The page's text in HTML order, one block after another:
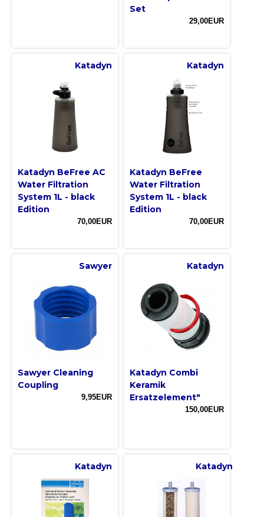
Set
29,00EUR
Katadyn
Katadyn BeFree AC
Water Filtration
System 1L - black
Edition
70,00EUR
Katadyn
Katadyn BeFree
Water Filtration
System 1L - black
Edition
70,00EUR
Sawyer
Sawyer Cleaning
Coupling
9,95EUR
Katadyn
Katadyn Combi
Keramik
Ersatzelement"
150,00EUR
Katadyn Katadyn